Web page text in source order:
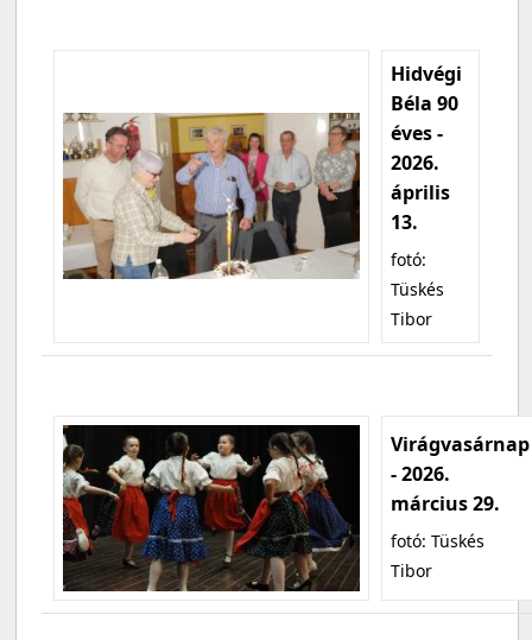
Hidvégi
Béla 90
éves -
2026.
április
13.
fotó:
Tüskés
Tibor
Virágvasárnap
- 2026.
március 29.
fotó: Tüskés
Tibor